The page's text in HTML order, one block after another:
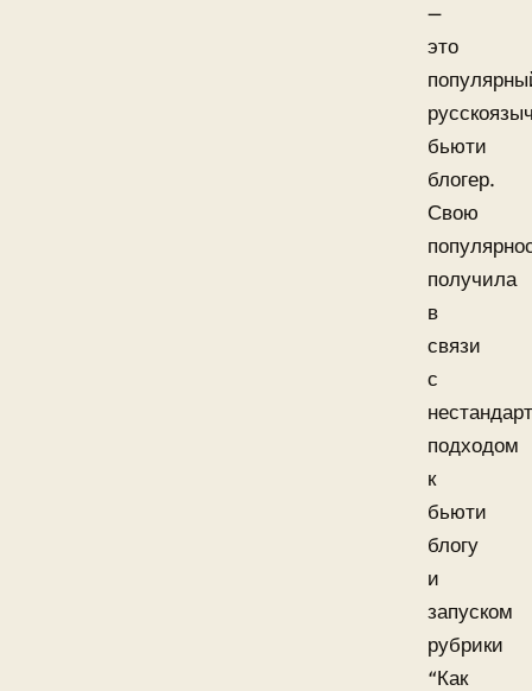
—
это
бьюти
блогер.
Свою
получила
в
связи
с
подходом
к
бьюти
блогу
и
запуском
рубрики
“Как